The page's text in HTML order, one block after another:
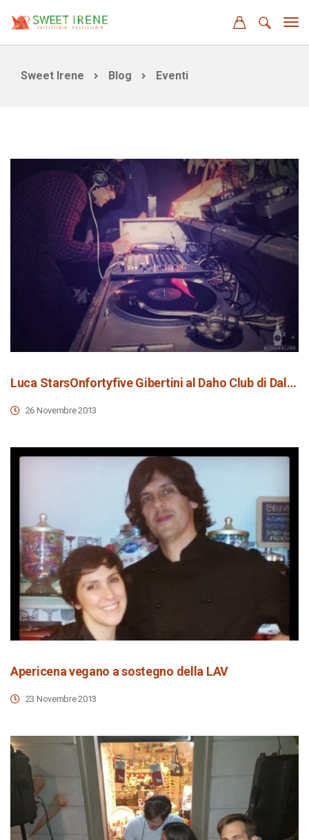
Sweet Irene Blog Eventi
Luca StarsOnfortyfive Gibertini al Daho Club di Dalmine
26 Novembre 2013
Apericena vegano a sostegno della LAV
23 Novembre 2013